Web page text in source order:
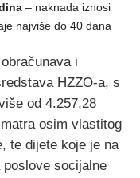
– naknada iznosi
najviše do 40 dana
i
HZZO-a, s
od 4.257,28
osim vlastitog
te dijete koje je na
socijalne